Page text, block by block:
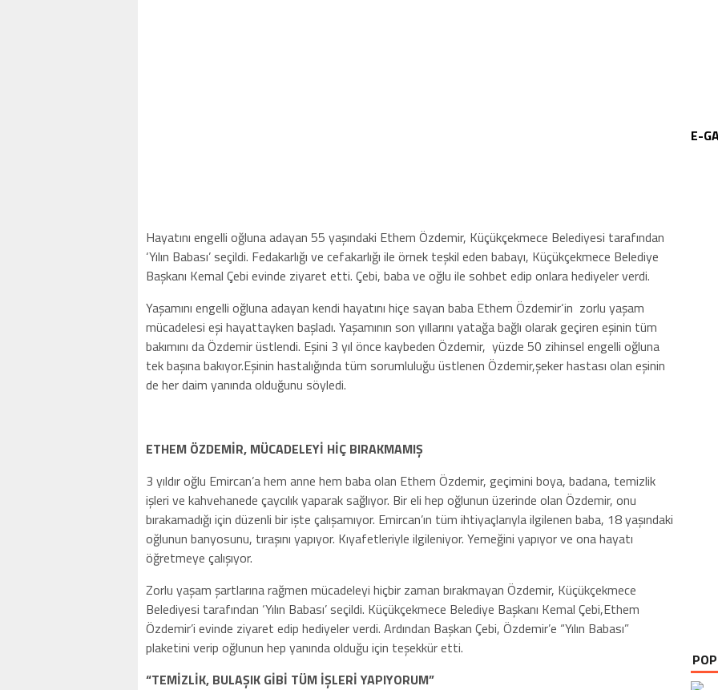
Hayatını engelli oğluna adayan 55 yaşındaki Ethem Özdemir, Küçükçekmece Belediyesi tarafından
‘Yılın Babası’ seçildi. Fedakarlığı ve cefakarlığı ile örnek teşkil eden babayı, Küçükçekmece Belediye
Başkanı Kemal Çebi evinde ziyaret etti. Çebi, baba ve oğlu ile sohbet edip onlara hediyeler verdi.
Yaşamını engelli oğluna adayan kendi hayatını hiçe sayan baba Ethem Özdemir‘in zorlu yaşam
mücadelesi eşi hayattayken başladı. Yaşamının son yıllarını yatağa bağlı olarak geçiren eşinin tüm
bakımını da Özdemir üstlendi. Eşini 3 yıl önce kaybeden Özdemir, yüzde 50 zihinsel engelli oğluna
tek başına bakıyor.Eşinin hastalığında tüm sorumluluğu üstlenen Özdemir,şeker hastası olan eşinin
de her daim yanında olduğunu söyledi.
ETHEM ÖZDEMİR, MÜCADELEYİ HİÇ BIRAKMAMIŞ
3 yıldır oğlu Emircan’a hem anne hem baba olan Ethem Özdemir, geçimini boya, badana, temizlik
işleri ve kahvehanede çaycılık yaparak sağlıyor. Bir eli hep oğlunun üzerinde olan Özdemir, onu
bırakamadığı için düzenli bir işte çalışamıyor. Emircan’ın tüm ihtiyaçlarıyla ilgilenen baba, 18 yaşındaki
oğlunun banyosunu, tıraşını yapıyor. Kıyafetleriyle ilgileniyor. Yemeğini yapıyor ve ona hayatı
öğretmeye çalışıyor.
Zorlu yaşam şartlarına rağmen mücadeleyi hiçbir zaman bırakmayan Özdemir, Küçükçekmece
Belediyesi tarafından ‘Yılın Babası’ seçildi. Küçükçekmece Belediye Başkanı Kemal Çebi,Ethem
Özdemir’i evinde ziyaret edip hediyeler verdi. Ardından Başkan Çebi, Özdemir’e “Yılın Babası”
plaketini verip oğlunun hep yanında olduğu için teşekkür etti.
“TEMİZLİK, BULAŞIK GİBİ TÜM İŞLERİ YAPIYORUM”
E-